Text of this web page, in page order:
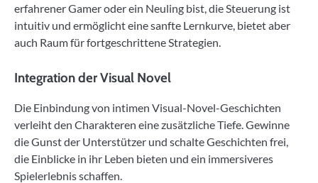
erfahrener Gamer oder ein Neuling bist, die Steuerung ist
intuitiv und ermöglicht eine sanfte Lernkurve, bietet aber
auch Raum für fortgeschrittene Strategien.
Integration der Visual Novel
Die Einbindung von intimen Visual-Novel-Geschichten
verleiht den Charakteren eine zusätzliche Tiefe. Gewinne
die Gunst der Unterstützer und schalte Geschichten frei,
die Einblicke in ihr Leben bieten und ein immersiveres
Spielerlebnis schaffen.